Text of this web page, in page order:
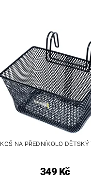
KOŠ NA PŘEDNÍKOLO DĚTSKÝ
349 Kč